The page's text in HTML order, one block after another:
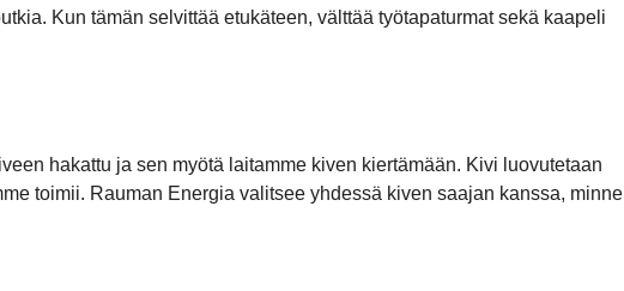
Kun tämän selvittää etukäteen, välttää työtapaturmat sekä kaapeli
hakattu ja sen myötä laitamme kiven kiertämään. Kivi luovutetaan
toimii. Rauman Energia valitsee yhdessä kiven saajan kanssa, minne